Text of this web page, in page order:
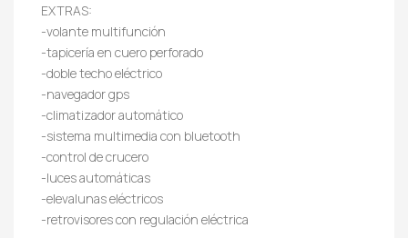
EXTRAS:
-volante multifunción
-tapicería en cuero perforado
-doble techo eléctrico
-navegador gps
-climatizador automático
-sistema multimedia con bluetooth
-control de crucero
-luces automáticas
-elevalunas eléctricos
-retrovisores con regulación eléctrica